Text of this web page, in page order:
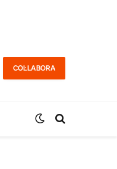
COL·LABORA